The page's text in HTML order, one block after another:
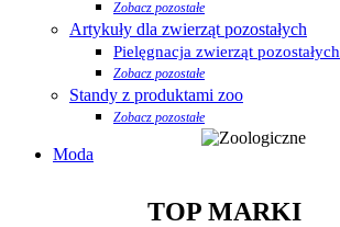
Zobacz pozostałe
Artykuły dla zwierząt pozostałych
Pielęgnacja zwierząt pozostałych
Zobacz pozostałe
Standy z produktami zoo
Zobacz pozostałe
Moda
TOP MARKI